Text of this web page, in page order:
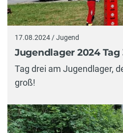
17.08.2024 / Jugend
Jugendlager 2024 Tag
Tag drei am Jugendlager,
groß!